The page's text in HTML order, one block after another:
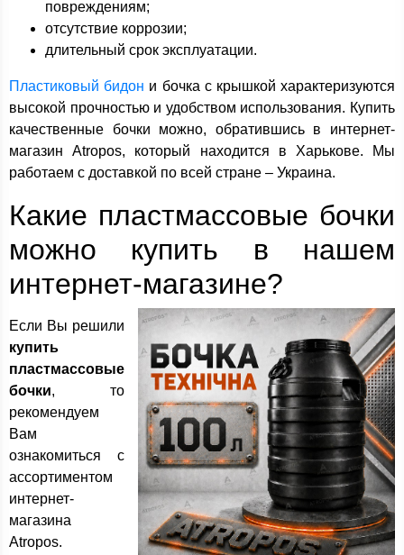
повреждениям;
отсутствие коррозии;
длительный срок эксплуатации.
Пластиковый бидон и бочка с крышкой характеризуются
высокой прочностью и удобством использования. Купить
качественные бочки можно, обратившись в интернет-
магазин Atropos, который находится в Харькове. Мы
работаем с доставкой по всей стране – Украина.
Какие пластмассовые бочки
можно купить в нашем
интернет-магазине?
Если Вы решили
купить
пластмассовые
бочки, то
рекомендуем
Вам
ознакомиться с
ассортиментом
интернет-
магазина
Atropos.